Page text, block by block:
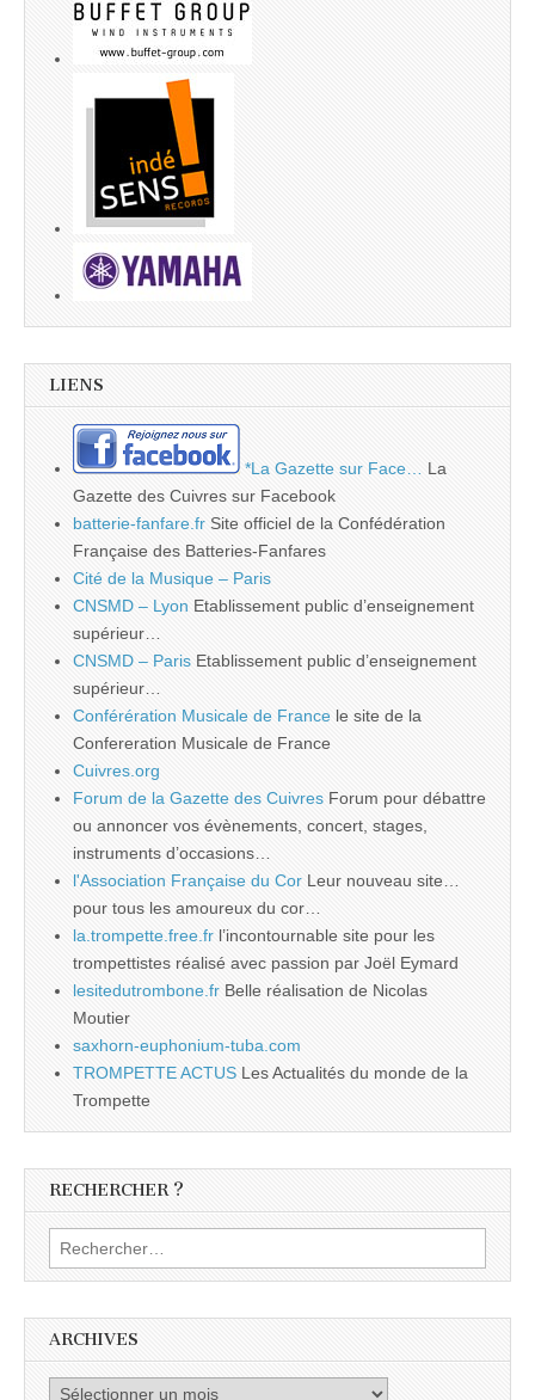
LIENS
*La Gazette sur Face…
La
Gazette des Cuivres sur Facebook
batterie-fanfare.fr Site officiel de la Confédération
Française des Batteries-Fanfares
Cité de la Musique – Paris
CNSMD – Lyon Etablissement public d’enseignement
supérieur…
CNSMD – Paris Etablissement public d’enseignement
supérieur…
Conférération Musicale de France le site de la
Confereration Musicale de France
Cuivres.org
Forum de la Gazette des Cuivres Forum pour débattre
ou annoncer vos évènements, concert, stages,
instruments d’occasions…
l'Association Française du Cor Leur nouveau site…
pour tous les amoureux du cor…
la.trompette.free.fr l’incontournable site pour les
trompettistes réalisé avec passion par Joël Eymard
lesitedutrombone.fr Belle réalisation de Nicolas
Moutier
saxhorn-euphonium-tuba.com
TROMPETTE ACTUS Les Actualités du monde de la
Trompette
RECHERCHER ?
Rechercher :
ARCHIVES
Archives